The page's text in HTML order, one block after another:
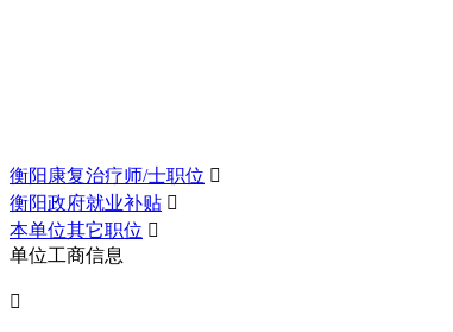
衡阳康复治疗师/士职位 
衡阳政府就业补贴 
本单位其它职位 
单位工商信息
